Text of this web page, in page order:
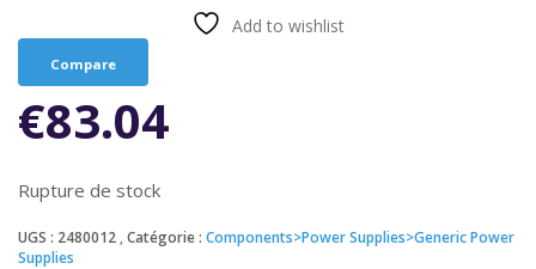
Add to wishlist
Compare
€83.04
Rupture de stock
UGS : 2480012 Catégorie : Components>Power Supplies>Generic Power
Supplies